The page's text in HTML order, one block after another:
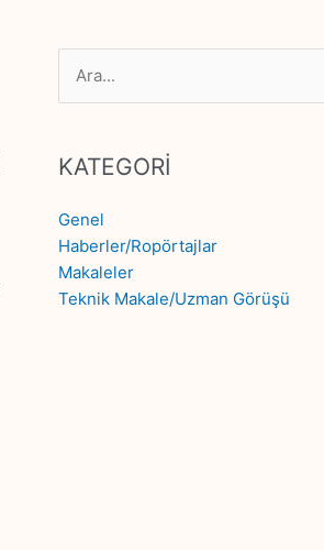
Search
for:
KATEGORİ
Genel
Haberler/Ropörtajlar
Makaleler
Teknik Makale/Uzman Görüşü